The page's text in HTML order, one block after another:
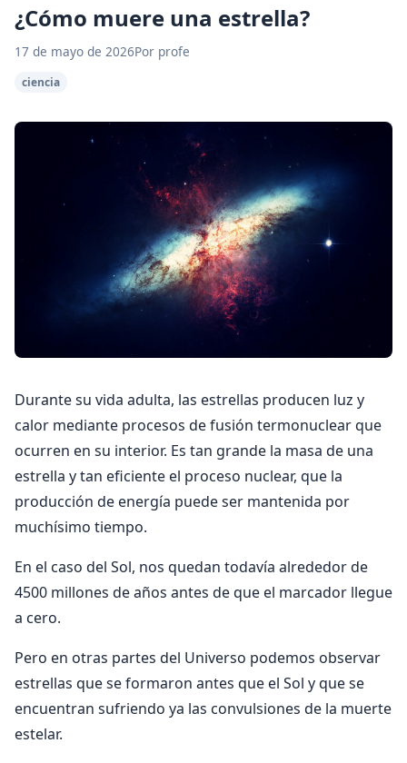
¿Cómo muere una estrella?
17 de mayo de 2026Por profe
ciencia
Durante su vida adulta, las estrellas producen luz y
calor mediante procesos de fusión termonuclear que
ocurren en su interior. Es tan grande la masa de una
estrella y tan eficiente el proceso nuclear, que la
producción de energía puede ser mantenida por
muchísimo tiempo.
En el caso del Sol, nos quedan todavía alrededor de
4500 millones de años antes de que el marcador llegue
a cero.
Pero en otras partes del Universo podemos observar
estrellas que se formaron antes que el Sol y que se
encuentran sufriendo ya las convulsiones de la muerte
estelar.